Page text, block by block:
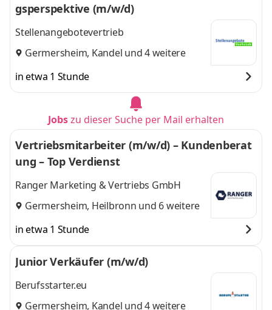
gsperspektive (m/w/d)
Stellenangebotevertrieb
Germersheim, Kandel und 4 weitere
in etwa 1 Stunde
Jobszu dieser Suche per Mail erhalten
Vertriebsmitarbeiter (m/w/d) – Kundenberat
ung – Top Verdienst
Ranger Marketing & Vertriebs GmbH
Germersheim, Heilbronn und 6 weitere
in etwa 1 Stunde
Junior Verkäufer (m/w/d)
Berufsstarter.eu
Germersheim, Kandel und 4 weitere